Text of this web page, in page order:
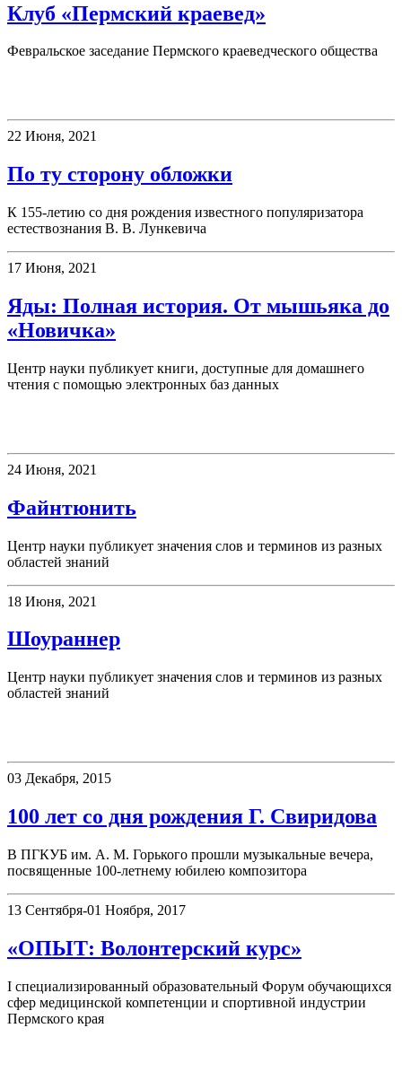
Клуб «Пермский краевед»
Февральское заседание Пермского краеведческого общества
22 Июня, 2021
По ту сторону обложки
К 155-летию со дня рождения известного популяризатора
естествознания В. В. Лункевича
17 Июня, 2021
Яды: Полная история. От мышьяка до
«Новичка»
Центр науки публикует книги, доступные для домашнего
чтения с помощью электронных баз данных
24 Июня, 2021
Файнтюнить
Центр науки публикует значения слов и терминов из разных
областей знаний
18 Июня, 2021
Шоураннер
Центр науки публикует значения слов и терминов из разных
областей знаний
03 Декабря, 2015
100 лет со дня рождения Г. Свиридова
В ПГКУБ им. А. М. Горького прошли музыкальные вечера,
посвященные 100-летнему юбилею композитора
13 Сентября-01 Ноября, 2017
«ОПЫТ: Волонтерский курс»
I специализированный образовательный Форум обучающихся
сфер медицинской компетенции и спортивной индустрии
Пермского края